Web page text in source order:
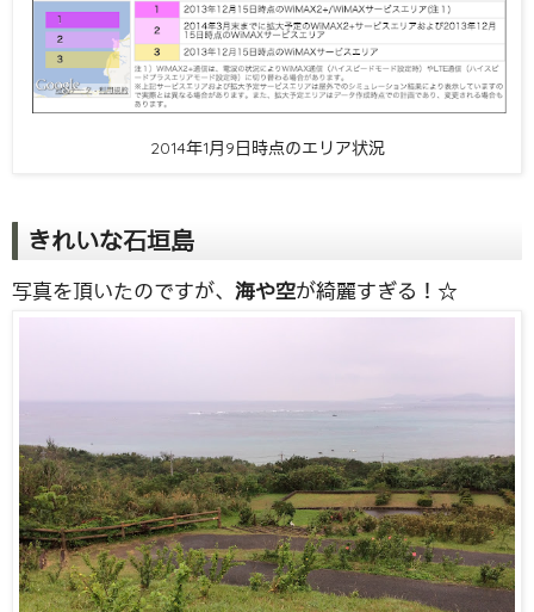
2014年1月9日時点のエリア状況
きれいな石垣島
写真を頂いたのですが、 海や空が綺麗すぎる！☆